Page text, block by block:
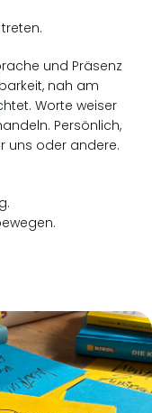
und Präsenz
nah am
Worte weiser
Persönlich,
uns oder andere.